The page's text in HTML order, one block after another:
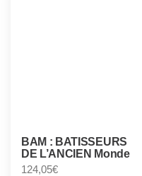
BAM : BATISSEURS
DE L’ANCIEN Monde
124,05€